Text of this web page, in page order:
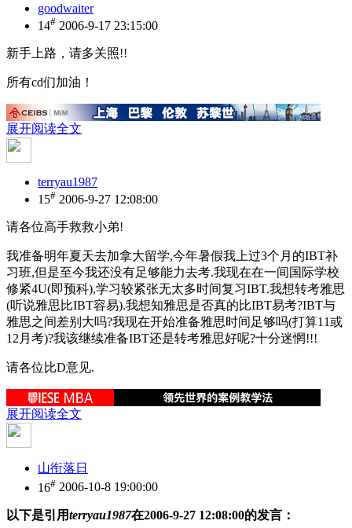
goodwaiter
14# 2006-9-17 23:15:00
新手上路，请多关照!!
所有cd们加油！
展开阅读全文
terryau1987
15# 2006-9-27 12:08:00
请各位高手救救小弟!
我准备明年夏天去加拿大留学,今年暑假我上过3个月的IBT补
习班,但是至今我还没有足够能力去考.我现在在一间国际学校
修紧4U(即预科),学习较紧张无太多时间复习IBT.我想转考雅思
(听说雅思比IBT容易).我想知雅思是否真的比IBT易考?IBT与
雅思之间差别大吗?我现在开始准备雅思时间足够吗(打算11或
12月考)?我该继续准备IBT还是转考雅思好呢?十分迷惘!!!
请各位比D意见.
展开阅读全文
山衔落日
16# 2006-10-8 19:00:00
以下是引用terryau1987在2006-9-27 12:08:00的发言：